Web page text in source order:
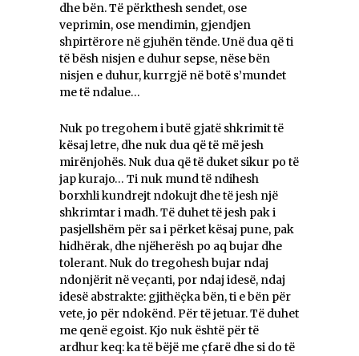
dhe bën. Të përkthesh sendet, ose
veprimin, ose mendimin, gjendjen
shpirtërore në gjuhën tënde. Unë dua që ti
të bësh nisjen e duhur sepse, nëse bën
nisjen e duhur, kurrgjë në botë s’mundet
me të ndalue…
Nuk po tregohem i butë gjatë shkrimit të
kësaj letre, dhe nuk dua që të më jesh
mirënjohës. Nuk dua që të duket sikur po të
jap kurajo… Ti nuk mund të ndihesh
borxhli kundrejt ndokujt dhe të jesh një
shkrimtar i madh. Të duhet të jesh pak i
pasjellshëm për sa i përket kësaj pune, pak
hidhërak, dhe njëherësh po aq bujar dhe
tolerant. Nuk do tregohesh bujar ndaj
ndonjërit në veçanti, por ndaj idesë, ndaj
idesë abstrakte: gjithëçka bën, ti e bën për
vete, jo për ndokënd. Për të jetuar. Të duhet
me qenë egoist. Kjo nuk është për të
ardhur keq: ka të bëjë me çfarë dhe si do të